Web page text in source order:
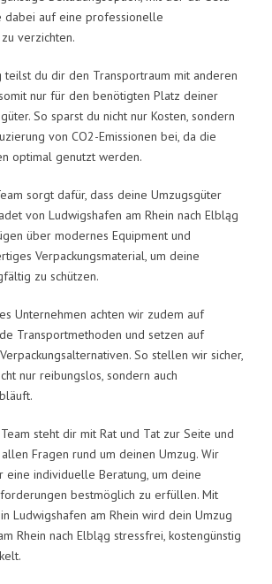
dabei auf eine professionelle
verzichten.
teilst du dir den Transportraum mit anderen
nur für den benötigten Platz deiner
So sparst du nicht nur Kosten, sondern
von CO2-Emissionen bei, da die
optimal genutzt werden.
sorgt dafür, dass deine Umzugsgüter
von Ludwigshafen am Rhein nach Elbląg
über modernes Equipment und
Verpackungsmaterial, um deine
zu schützen.
Unternehmen achten wir zudem auf
Transportmethoden und setzen auf
So stellen wir sicher,
nur reibungslos, sondern auch
steht dir mit Rat und Tat zur Seite und
Fragen rund um deinen Umzug. Wir
eine individuelle Beratung, um deine
bestmöglich zu erfüllen. Mit
Ludwigshafen am Rhein wird dein Umzug
Rhein nach Elbląg stressfrei, kostengünstig